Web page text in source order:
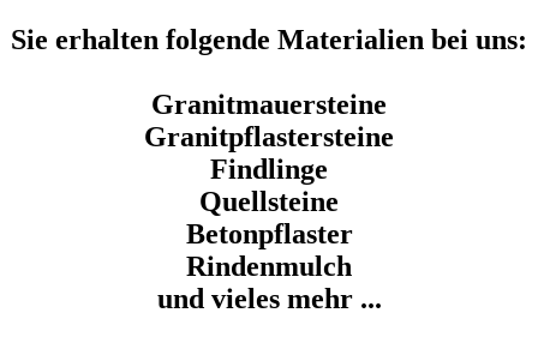
Sie erhalten folgende Materialien bei uns:
Granitmauersteine
Granitpflastersteine
Findlinge
Quellsteine
Betonpflaster
Rindenmulch
und vieles mehr ...